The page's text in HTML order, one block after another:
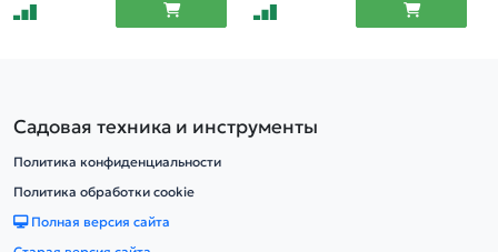
Садовая техника и инструменты
Политика конфиденциальности
Политика обработки cookie
Полная версия сайта